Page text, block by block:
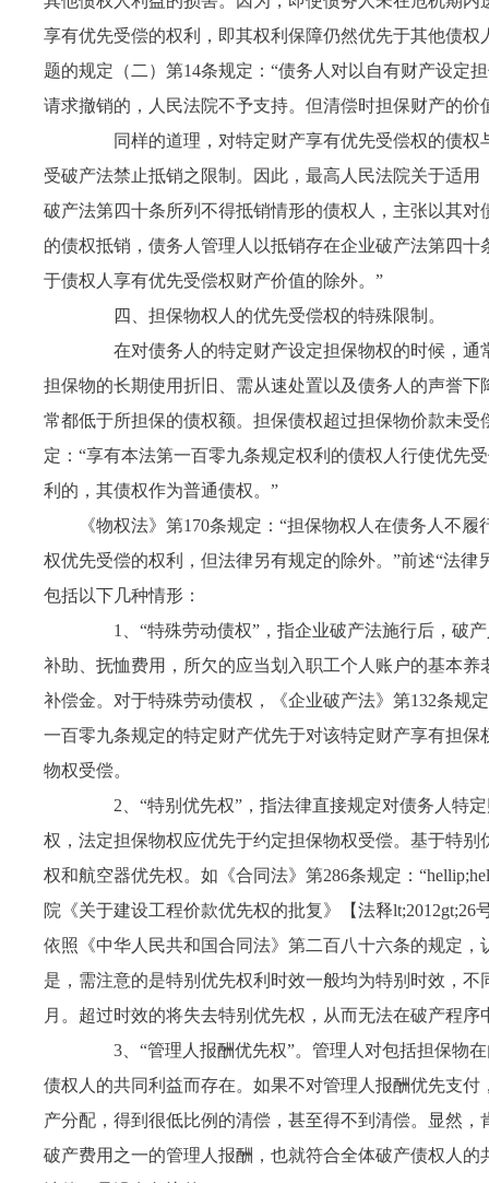
享有优先受偿的权利，即其权利保障仍然优先于其他债
题的规定（二）第14条规定：“债务人对以自有财产设定
请求撤销的，人民法院不予支持。但清偿时担保财产的价
同样的道理，对特定财产享有优先受偿权的债权
受破产法禁止抵销之限制。因此，最高人民法院关于适
破产法第四十条所列不得抵销情形的债权人，主张以其
的债权抵销，债务人管理人以抵销存在企业破产法第四
于债权人享有优先受偿权财产价值的除外。”
四、担保物权人的优先受偿权的特殊限制。
在对债务人的特定财产设定担保物权的时候，通
担保物的长期使用折旧、需从速处置以及债务人的声誉
常都低于所担保的债权额。担保债权超过担保物价款未
定：“享有本法第一百零九条规定权利的债权人行使优先
利的，其债权作为普通债权。”
《物权法》第170条规定：“担保物权人在债务人不
权优先受偿的权利，但法律另有规定的除外。”前述“法
包括以下几种情形：
1
、“特殊劳动债权”，指企业破产法施行后，破
补助、抚恤费用，所欠的应当划入职工个人账户的基本
补偿金。对于特殊劳动债权，
《企业破产法》第132条规
一百零九条规定的特定财产优先于对该特定财产享有担
物权受偿。
2 、“特别优先权”，指法律直接规定对债务人特
权，法定担保物权应优先于约定担保物权受偿。基于特
权和航空器优先权。如《合同法》第286条规定：“
院《关于建设工程价款优先权的批复》【法释lt;2012gt;26
依照《中华人民共和国合同法》第二百八十六条的规定
是，需注意的是特别优先权利时效一般均为特别时效，
月。超过时效的将失去特别优先权，从而无法在破产程序
3 、“管理人报酬优先权”。管理人对包括担保物
债权人的共同利益而存在。如果不对管理人报酬优先支
产分配，得到很低比例的清偿，甚至得不到清偿。显然
破产费用之一的管理人报酬，也就符合全体破产债权人